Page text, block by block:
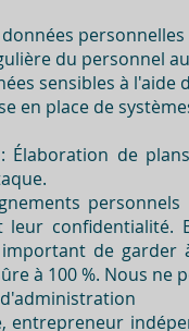
du personnel
sensibles à l'aide
en place de
de
de
à 100 %. Nous
entrepreneur